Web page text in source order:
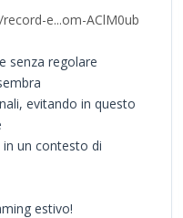
e...om-AClM0ub
senza regolare
evitando in questo
un contesto di
estivo!